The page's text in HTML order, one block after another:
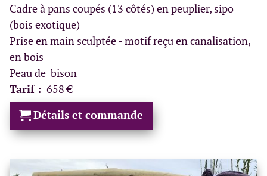
Cadre à pans coupés (13 côtés) en peuplier, sipo
(bois exotique)
Prise en main sculptée - motif reçu en canalisation,
en bois
Peau de bison
Tarif : 658 €
Détails et commande